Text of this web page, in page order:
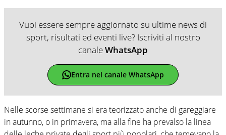
Vuoi essere sempre aggiornato su ultime news di
sport, risultati ed eventi live? Iscriviti al nostro
canaleWhatsApp
Entra nel canale WhatsApp
Nelle scorse settimane si era teorizzato anche di gareggiare
in autunno, o in primavera, ma alla fine ha prevalso la linea